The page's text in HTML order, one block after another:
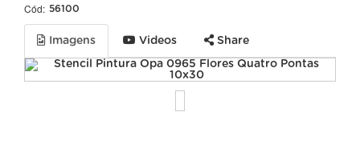
Cód: 56100
Imagens Videos Share